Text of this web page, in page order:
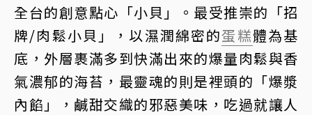
全台的創意點心「小貝」。最受推崇的「招
牌/肉鬆小貝」，以濕潤綿密的蛋糕體為基
底，外層裹滿多到快滿出來的爆量肉鬆與香
氣濃郁的海苔，最靈魂的則是裡頭的「爆漿
內餡」，鹹甜交織的邪惡美味，吃過就讓人